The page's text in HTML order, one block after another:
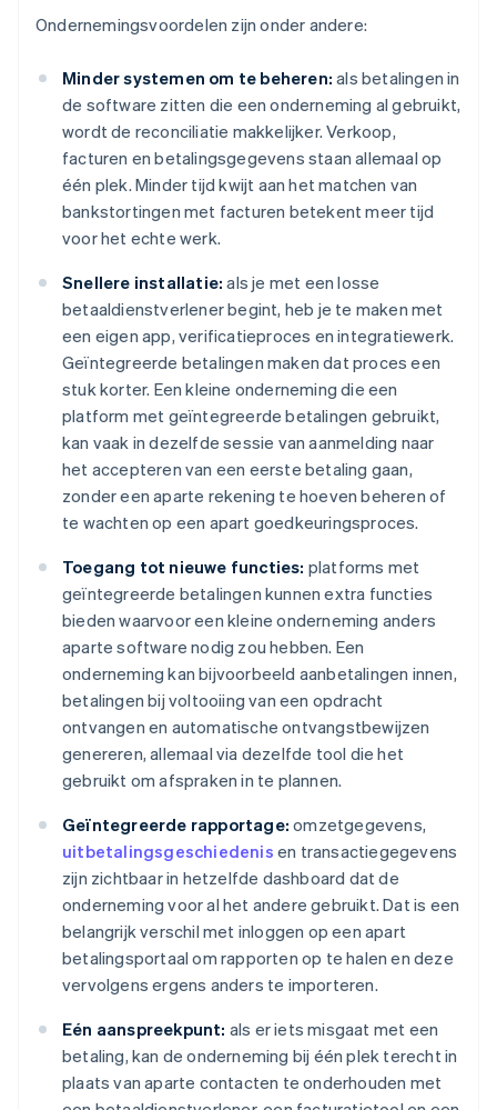
Ondernemingsvoordelen zijn onder andere:
Minder systemen om te beheren: als betalingen in
de software zitten die een onderneming al gebruikt,
wordt de reconciliatie makkelijker. Verkoop,
facturen en betalingsgegevens staan allemaal op
één plek. Minder tijd kwijt aan het matchen van
bankstortingen met facturen betekent meer tijd
voor het echte werk.
Snellere installatie: als je met een losse
betaaldienstverlener begint, heb je te maken met
een eigen app, verificatieproces en integratiewerk.
Geïntegreerde betalingen maken dat proces een
stuk korter. Een kleine onderneming die een
platform met geïntegreerde betalingen gebruikt,
kan vaak in dezelfde sessie van aanmelding naar
het accepteren van een eerste betaling gaan,
zonder een aparte rekening te hoeven beheren of
te wachten op een apart goedkeuringsproces.
Toegang tot nieuwe functies: platforms met
geïntegreerde betalingen kunnen extra functies
bieden waarvoor een kleine onderneming anders
aparte software nodig zou hebben. Een
onderneming kan bijvoorbeeld aanbetalingen innen,
betalingen bij voltooiing van een opdracht
ontvangen en automatische ontvangstbewijzen
genereren, allemaal via dezelfde tool die het
gebruikt om afspraken in te plannen.
Geïntegreerde rapportage: omzetgegevens,
uitbetalingsgeschiedenis en transactiegegevens
zijn zichtbaar in hetzelfde dashboard dat de
onderneming voor al het andere gebruikt. Dat is een
belangrijk verschil met inloggen op een apart
betalingsportaal om rapporten op te halen en deze
vervolgens ergens anders te importeren.
Eén aanspreekpunt: als er iets misgaat met een
betaling, kan de onderneming bij één plek terecht in
plaats van aparte contacten te onderhouden met